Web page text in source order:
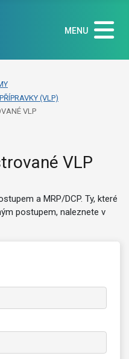
MENU
(VLP)
VLP
VLP
a MRP/DCP. Ty, které
postupem, naleznete v